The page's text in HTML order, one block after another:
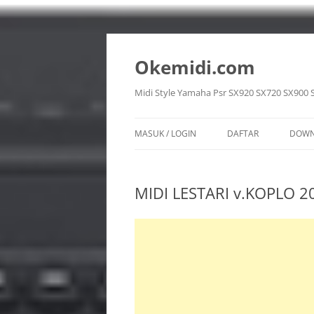
Langsung
Okemidi.com
Midi Style Yamaha Psr SX920 SX720 SX900
MASUK / LOGIN DAFTAR
MIDI LESTARI v.KOPLO